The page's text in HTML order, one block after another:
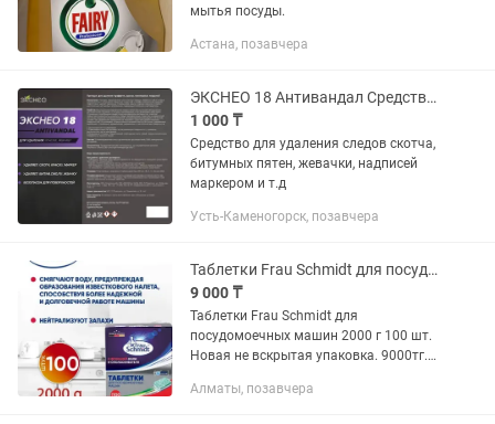
мытья посуды.
Астана, позавчера
ЭКСНЕО 18 Антивандал Средство для удаления следов скотча, надписей маркером
1 000 ₸
Средство для удаления следов скотча,
битумных пятен, жевачки, надписей
маркером и т.д
Усть-Каменогорск, позавчера
Таблетки Frau Schmidt для посудомоечных машин 2000 г 100 шт.
9 000 ₸
Таблетки Frau Schmidt для
посудомоечных машин 2000 г 100 шт.
Новая не вскрытая упаковка. 9000тг.
или Орбита 1.
Алматы, позавчера